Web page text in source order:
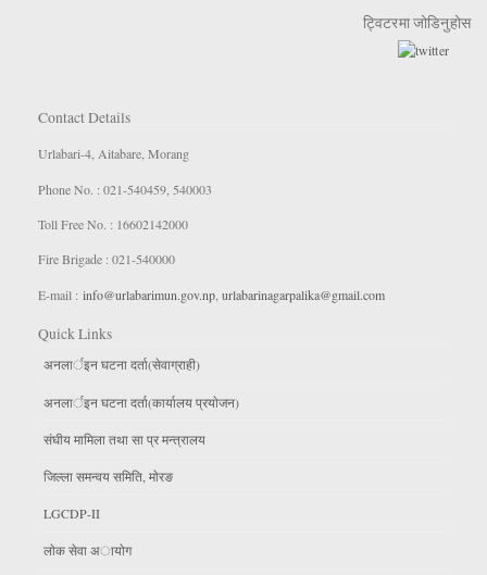
ट्विटरमा जोडिनुहोस
Contact Details
Urlabari-4, Aitabare, Morang
Phone No. : 021-540459, 540003
Toll Free No. : 16602142000
Fire Brigade : 021-540000
E-mail : info@urlabarimun.gov.np urlabarinagarpalika@gmail.com
Quick Links
अनलार्इन घटना दर्ता(सेवाग्राही)
अनलार्इन घटना दर्ता(कार्यालय प्रयाेजन)
संघीय मामिला तथा सा प्र मन्त्रालय
जिल्ला समन्वय समिति, माेरङ
LGCDP-II
लाेक सेवा अायाेग